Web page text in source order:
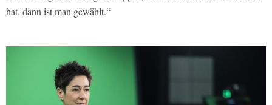
hat, dann ist man gewählt.“